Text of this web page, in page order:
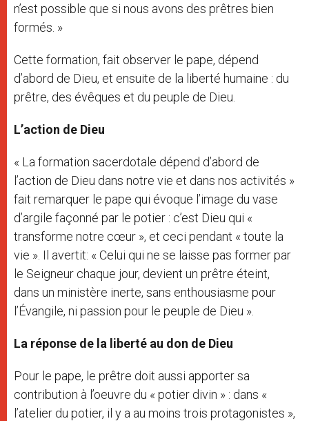
n’est possible que si nous avons des prêtres bien
formés. »
Cette formation, fait observer le pape, dépend
d’abord de Dieu, et ensuite de la liberté humaine : du
prêtre, des évêques et du peuple de Dieu.
L’action de Dieu
« La formation sacerdotale dépend d’abord de
l’action de Dieu dans notre vie et dans nos activités »
fait remarquer le pape qui évoque l’image du vase
d’argile façonné par le potier : c’est Dieu qui «
transforme notre cœur », et ceci pendant « toute la
vie ». Il avertit: « Celui qui ne se laisse pas former par
le Seigneur chaque jour, devient un prêtre éteint,
dans un ministère inerte, sans enthousiasme pour
l’Évangile, ni passion pour le peuple de Dieu ».
La réponse de la liberté au don de Dieu
Pour le pape, le prêtre doit aussi apporter sa
contribution à l’oeuvre du « potier divin » : dans «
l’atelier du potier, il y a au moins trois protagonistes »,